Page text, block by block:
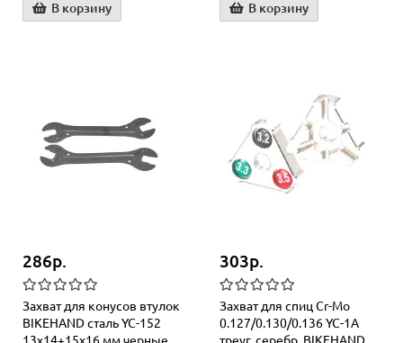
В корзину В корзину
286р.
Захват для конусов втулок
BIKEHAND сталь YC-152
303р.
Захват для спиц Cr-Mo
0.127/0.130/0.136 YC-1A